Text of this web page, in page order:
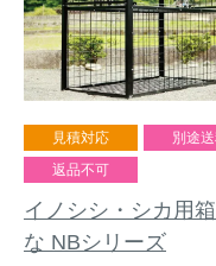
見積対応
別途
返品不可
イノシシ・シカ用
な NBシリーズ